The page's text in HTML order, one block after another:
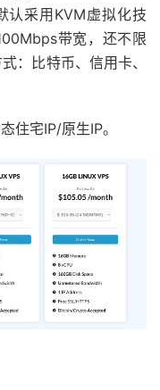
认采用KVM虚拟化技
带宽，还不限
：比特币、信用卡、
住宅IP/原生IP。